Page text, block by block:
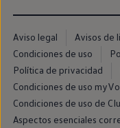
Página de inicio Clientes
Seguridad
Aviso legal
Avisos de
Condiciones de uso
Política de privacidad
Condiciones de uso
Condiciones de uso de
Aspectos esenciales